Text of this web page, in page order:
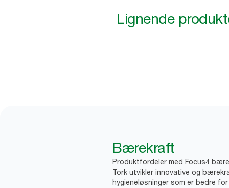
Lignende
Bærekraft
Produktfordeler med Focus4
Tork utvikler innovative og
hygieneløsninger som er bedre for